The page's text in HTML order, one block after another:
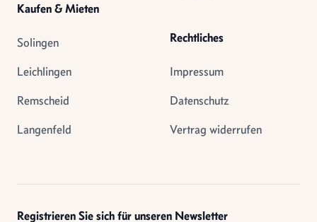
Kaufen & Mieten
Solingen
Leichlingen
Remscheid
Langenfeld
Rechtliches
Impressum
Datenschutz
Vertrag widerrufen
Registrieren Sie sich für unseren Newsletter